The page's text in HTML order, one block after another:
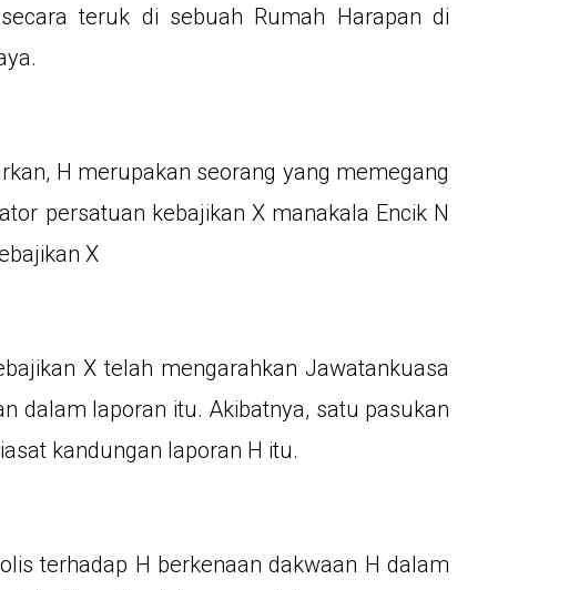
teruk di sebuah Rumah Harapan di
H merupakan seorang yang memegang
persatuan kebajikan X manakala Encik N
X
X telah mengarahkan Jawatankuasa
dalam laporan itu. Akibatnya, satu pasukan
kandungan laporan H itu.
terhadap H berkenaan dakwaan H dalam